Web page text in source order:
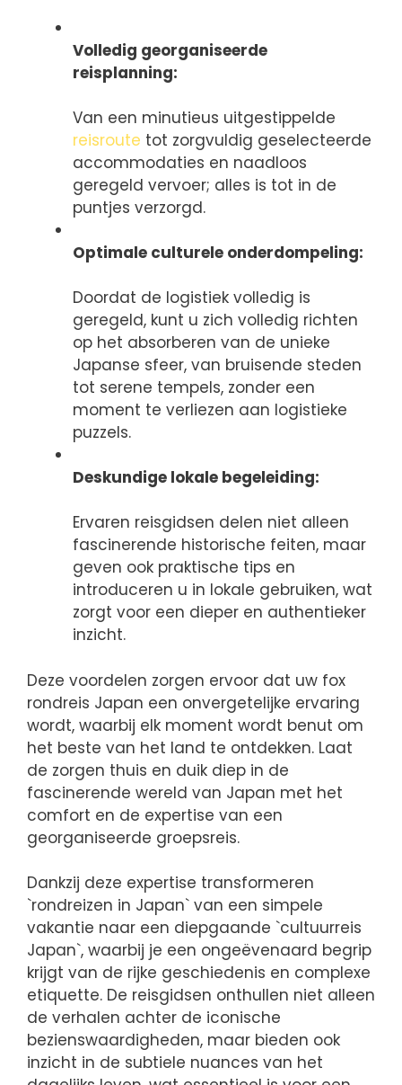
Volledig georganiseerde
reisplanning:
Van een minutieus uitgestippelde
reisroute tot zorgvuldig geselecteerde
accommodaties en naadloos
geregeld vervoer; alles is tot in de
puntjes verzorgd.
Optimale culturele onderdompeling:
Doordat de logistiek volledig is
geregeld, kunt u zich volledig richten
op het absorberen van de unieke
Japanse sfeer, van bruisende steden
tot serene tempels, zonder een
moment te verliezen aan logistieke
puzzels.
Deskundige lokale begeleiding:
Ervaren reisgidsen delen niet alleen
fascinerende historische feiten, maar
geven ook praktische tips en
introduceren u in lokale gebruiken, wat
zorgt voor een dieper en authentieker
inzicht.
Deze voordelen zorgen ervoor dat uw fox
rondreis Japan een onvergetelijke ervaring
wordt, waarbij elk moment wordt benut om
het beste van het land te ontdekken. Laat
de zorgen thuis en duik diep in de
fascinerende wereld van Japan met het
comfort en de expertise van een
georganiseerde groepsreis.
Dankzij deze expertise transformeren
`rondreizen in Japan` van een simpele
vakantie naar een diepgaande `cultuurreis
Japan`, waarbij je een ongeëvenaard begrip
krijgt van de rijke geschiedenis en complexe
etiquette. De reisgidsen onthullen niet alleen
de verhalen achter de iconische
bezienswaardigheden, maar bieden ook
inzicht in de subtiele nuances van het